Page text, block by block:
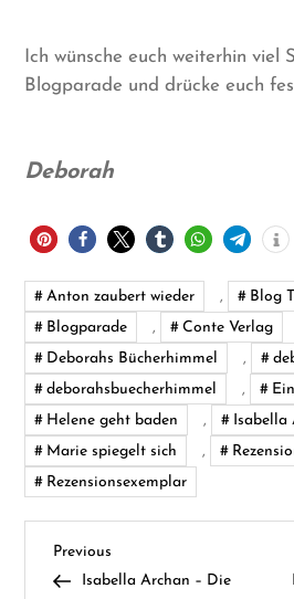
Ich wünsche euch weiterhin viel
Blogparade und drücke euch
Deborah
Anton zaubert wieder , Blog
Blogparade
, Conte Verlag
Deborahs Bücherhimmel
,
deborahsbuecherhimmel
,
Helene geht baden
, Isabella
Marie spiegelt sich
,
Rezensionsexemplar
B
Previous
Post
Previous
Isabella Archan – Die